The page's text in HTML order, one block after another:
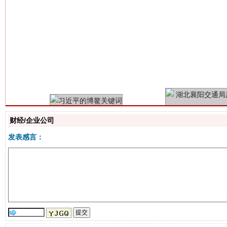
财经/企业公司
发表感言：